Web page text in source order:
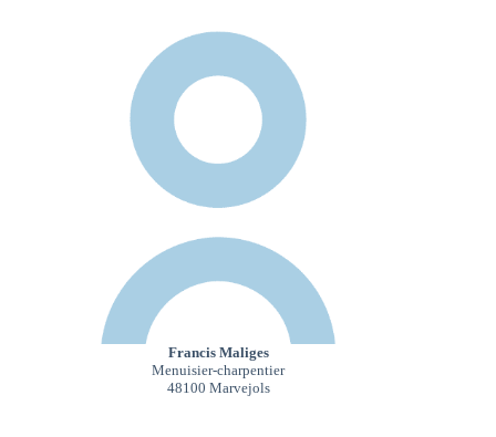
Francis Maliges
Menuisier-charpentier
48100 Marvejols